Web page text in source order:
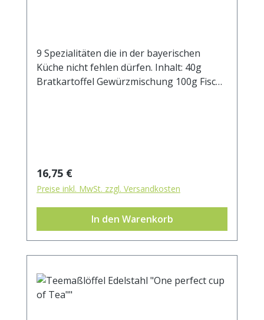
9 Spezialitäten die in der bayerischen
Küche nicht fehlen dürfen. Inhalt: 40g
Bratkartoffel Gewürzmischung 100g Fisch
Gewürzmischung 25g Beifußkraut
Regulärer Preis:
16,75 €
Preise inkl. MwSt. zzgl. Versandkosten
In den Warenkorb